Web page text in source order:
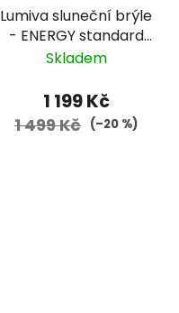
Lumiva sluneční brýle
- ENERGY standard
10009 - fialová, fialové
Skladem
1 199 Kč
1 499 Kč (–20 %)